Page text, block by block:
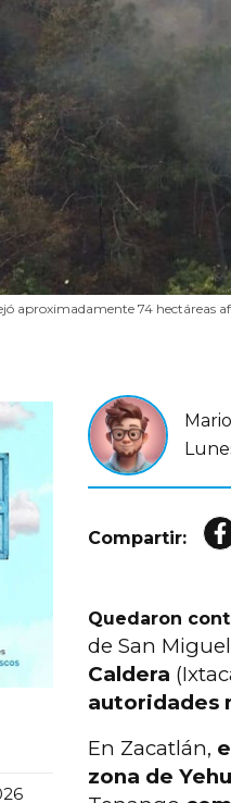
aproximadamente 74 hectáreas
Compartir:
Quedaron
de San Miguel
Caldera
autoridades
En Zacatlán,
zona de